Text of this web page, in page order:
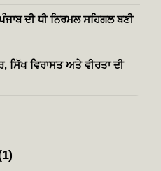
ਦੀ ਧੀ ਨਿਰਮਲ ਸਹਿਗਲ ਬਣੀ
ਸਿੱਖ ਵਿਰਾਸਤ ਅਤੇ ਵੀਰਤਾ ਦੀ